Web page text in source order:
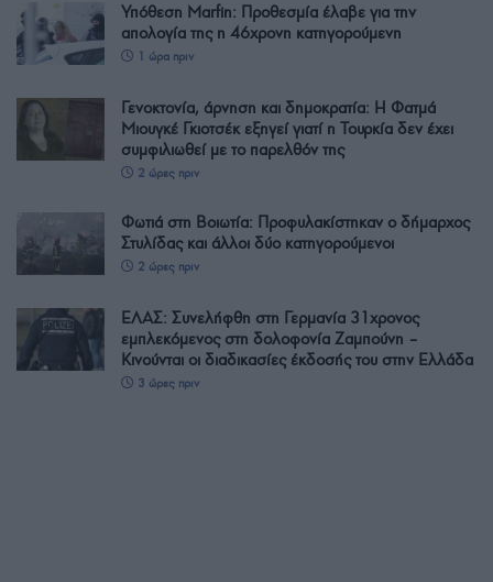
Υπόθεση Marfin: Προθεσμία έλαβε για την
απολογία της η 46χρονη κατηγορούμενη
1 ώρα πριν
Γενοκτονία, άρνηση και δημοκρατία: Η Φατμά
Μιουγκέ Γκιοτσέκ εξηγεί γιατί η Τουρκία δεν έχει
συμφιλιωθεί με το παρελθόν της
2 ώρες πριν
Φωτιά στη Βοιωτία: Προφυλακίστηκαν ο δήμαρχος
Στυλίδας και άλλοι δύο κατηγορούμενοι
2 ώρες πριν
ΕΛΑΣ: Συνελήφθη στη Γερμανία 31χρονος
εμπλεκόμενος στη δολοφονία Ζαμπούνη –
Κινούνται οι διαδικασίες έκδοσής του στην Ελλάδα
3 ώρες πριν